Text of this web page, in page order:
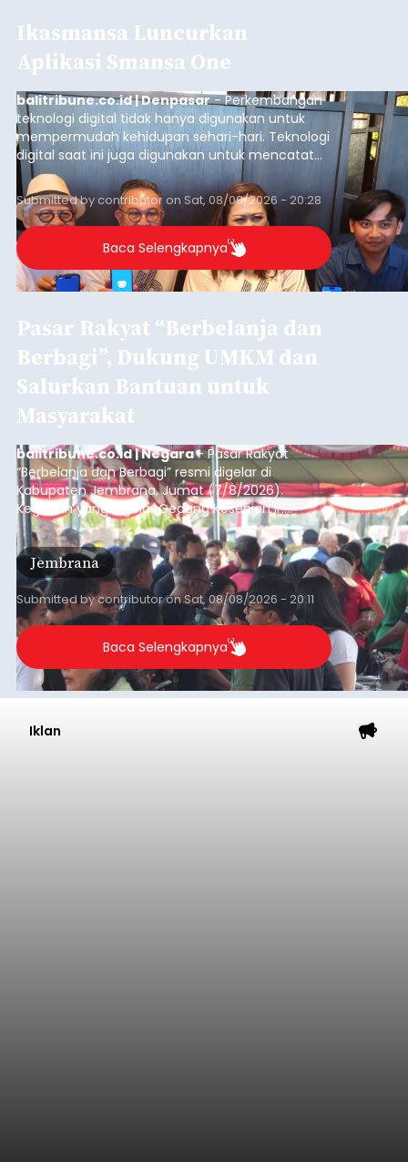
Ikasmansa Luncurkan
Aplikasi Smansa One
balitribune.co.id | Denpasar- Perkembangan
teknologi digital tidak hanya digunakan untuk
mempermudah kehidupan sehari-hari. Teknologi
digital saat ini juga digunakan untuk mencatat
dan mengelola data base alumni dari suatu
sekolah, salah satunya adalah alumni SMA 1
Denpasar.
Submitted bycontributoron Sat, 08/08/2026 - 20:28
Baca Selengkapnya
Pasar Rakyat “Berbelanja dan
Berbagi”, Dukung UMKM dan
Salurkan Bantuan untuk
Masyarakat
balitribune.co.id | Negara- Pasar Rakyat
“Berbelanja dan Berbagi” resmi digelar di
Kabupaten Jembrana, Jumat (7/8/2026).
Kegiatan yang digelar Gedung Kesenian Ir.
Soekarno ini memadukan pemberdayaan
ekonomi masyarakat dengan aksi sosial tersebut
mendapat antusiasme tinggi dan mencatat nilai
transaksi mencapai Rp672.733.200.
Jembrana
Submitted bycontributoronSat, 08/08/2026 - 20:11
Baca Selengkapnya
Iklan